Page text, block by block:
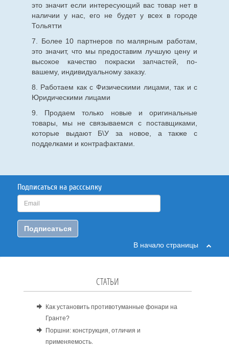
это значит если интересующий вас товар нет в
наличии у нас, его не будет у всех в городе
Тольятти
7. Более 10 партнеров по малярным работам,
это значит, что мы предоставим лучшую цену и
высокое качество покраски запчастей, по-
вашему, индивидуальному заказу.
8. Работаем как с Физическими лицами, так и с
Юридическими лицами
9. Продаем только новые и оригинальные
товары, мы не связываемся с поставщиками,
которые выдают Б\У за новое, а также с
подделками и контрафактами.
Подписаться на расссылку
Подписаться
В начало страницы
СТАТЬИ
Как установить противотуманные фонари на
Гранте?
Поршни: конструкция, отличия и
применяемость.